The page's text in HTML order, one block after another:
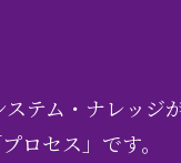
テム・ナレッジ
ロセス」です。